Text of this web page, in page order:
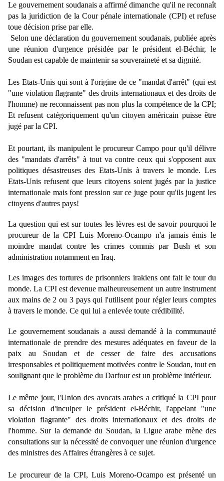
Le gouvernement soudanais a affirmé dimanche qu'il ne reconnaît
pas la juridiction de la Cour pénale internationale (CPI) et refuse
toue décision prise par elle.
Selon une déclaration du gouvernement soudanais, publiée après
une réunion d'urgence présidée par le président el-Béchir, le
Soudan est capable de maintenir sa souveraineté et sa dignité.
Les Etats-Unis qui sont à l'origine de ce "mandat d'arrêt" (qui est
"une violation flagrante" des droits internationaux et des droits de
l'homme) ne reconnaissent pas non plus la compétence de la CPI;
Et refusent catégoriquement qu'un citoyen américain puisse être
jugé par la CPI.
Et pourtant, ils manipulent le procureur Campo pour qu'il délivre
des "mandats d'arrêts" à tout va contre ceux qui s'opposent aux
politiques désastreuses des Etats-Unis à travers le monde. Les
Etats-Unis refusent que leurs citoyens soient jugés par la justice
internationale mais font pression sur ce juge pour qu'ils jugent les
citoyens d'autres pays!
La question qui est sur toutes les lèvres est de savoir pourquoi le
procureur de la CPI Luis Moreno-Ocampo n'a jamais émis le
moindre mandat contre les crimes commis par Bush et son
administration notamment en Iraq.
Les images des tortures de prisonniers irakiens ont fait le tour du
monde. La CPI est devenue malheureusement un autre instrument
aux mains de 2 ou 3 pays qui l'utilisent pour régler leurs comptes
à travers le monde. Ce qui lui a enlevée toute crédibilité.
Le gouvernement soudanais a aussi demandé à la communauté
internationale de prendre des mesures adéquates en faveur de la
paix au Soudan et de cesser de faire des accusations
irresponsables et politiquement motivées contre le Soudan, tout en
soulignant que le problème du Darfour est un problème intérieur.
Le même jour, l'Union des avocats arabes a critiqué la CPI pour
sa décision d'inculper le président el-Béchir, l'appelant "une
violation flagrante" des droits internationaux et des droits de
l'homme. Sur la demande du Soudan, la Ligue arabe mène des
consultations sur la nécessité de convoquer une réunion d'urgence
des ministres des Affaires étrangères à ce sujet.
Le procureur de la CPI, Luis Moreno-Ocampo est présenté un